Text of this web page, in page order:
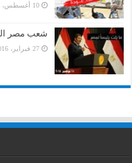
10 أغسطس، 2016
شعب مصر
27 فبراير، 2016